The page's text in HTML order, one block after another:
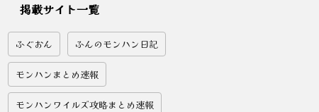
掲載サイト一覧
ふぐおん ふんのモンハン日記
モンハンまとめ速報
モンハンワイルズ攻略まとめ速報